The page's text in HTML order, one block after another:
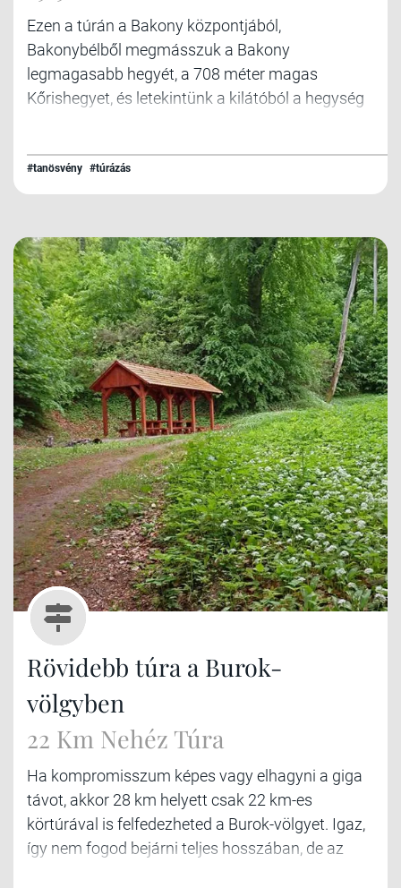
Ezen a túrán a Bakony központjából,
Bakonybélből megmásszuk a Bakony
legmagasabb hegyét, a 708 méter magas
Kőrishegyet, és letekintünk a kilátóból a hegység
leglátványosabb helyeket út közben.
#tanösvény #túrázás
Rövidebb túra a Burok-
völgyben
22 Km Nehéz Túra
Ha kompromisszum képes vagy elhagyni a giga
távot, akkor 28 km helyett csak 22 km-es
körtúrával is felfedezheted a Burok-völgyet. Igaz,
így nem fogod bejárni teljes hosszában, de az